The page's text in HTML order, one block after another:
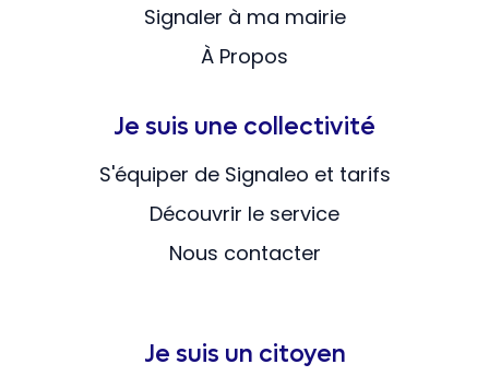
Signaler à ma mairie
À Propos
Je suis une collectivité
S'équiper de Signaleo et tarifs
Découvrir le service
Nous contacter
Je suis un citoyen